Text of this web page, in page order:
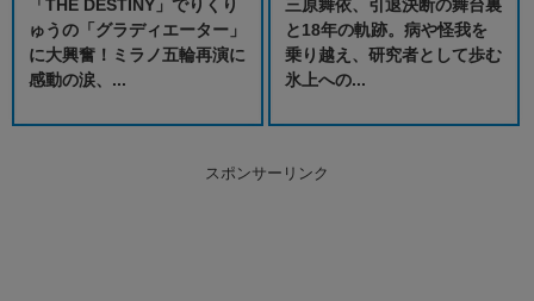
「THE DESTINY」でりくり
ゅうの「グラディエーター」
に大興奮！ミラノ五輪再演に
感動の涙、...
三原舞依、引退決断の舞台裏
と18年の軌跡。病や怪我を
乗り越え、研究者として歩む
氷上への...
スポンサーリンク